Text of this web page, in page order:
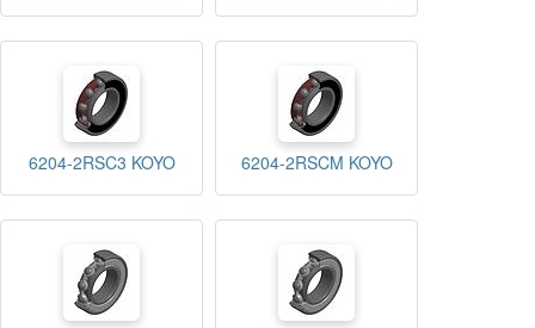
6204-2RSC3 KOYO 6204-2RSCM KOYO